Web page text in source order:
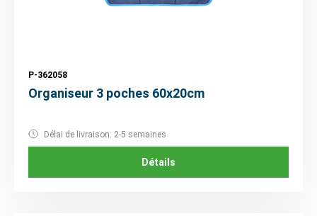
P-362058
Organiseur 3 poches 60x20cm
Délai de livraison: 2-5 semaines
Détails